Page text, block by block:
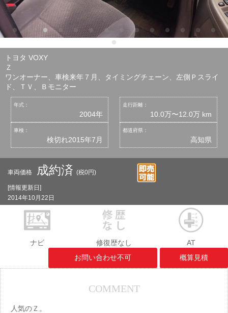
トヨタ VOXY
Ｚ
ワンオーナー、車検来年７月、タイミングチェーン、左側Ｐスライ
ド、ＴＶ、Ｂモニター
年式：
2004年
走行距離：
10.0万〜12.0万 km
車検：
検切れ2015年7月
都道府県：
高知県
車両価格 成約済(税0円)
[情報更新日]
2014年10月22日
ナビ 修復歴なし
AT
お問い合わせ不可
概算見積
COMMENT
人気のＺ。